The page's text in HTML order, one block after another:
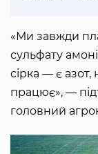
«Ми завжди
сульфату
сірка ― є
працює», ―
головний